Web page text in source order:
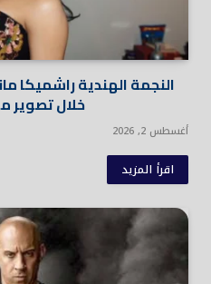
النجمة الهندية راشميكا
خلال
أغسطس 2, 2026
اقرأ المزيد